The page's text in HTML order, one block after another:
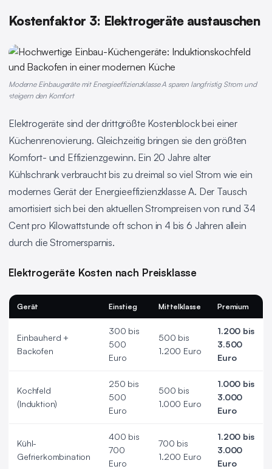
Kostenfaktor 3: Elektrogeräte austauschen
Moderne Einbaugeräte mit Energieeffizienzklasse A sparen langfristig Strom und
steigern den Komfort
Elektrogeräte sind der drittgrößte Kostenblock bei einer
Küchenrenovierung. Gleichzeitig bringen sie den größten
Komfort- und Effizienzgewinn. Ein 20 Jahre alter
Kühlschrank verbraucht bis zu dreimal so viel Strom wie ein
modernes Gerät der Energieeffizienzklasse A. Der Tausch
amortisiert sich bei den aktuellen Strompreisen von rund 34
Cent pro Kilowattstunde oft schon in 4 bis 6 Jahren allein
durch die Stromersparnis.
Elektrogeräte Kosten nach Preisklasse
Gerät Einstieg Mittelklasse Premium
Einbauherd +
Backofen
300 bis
500
Euro
500 bis
1.200 Euro
1.200 bis
3.500
Euro
Kochfeld
(Induktion)
250 bis
500
Euro
500 bis
1.000 Euro
1.000 bis
3.000
Euro
Kühl-
Gefrierkombination
400 bis
700
Euro
700 bis
1.200 Euro
1.200 bis
3.000
Euro